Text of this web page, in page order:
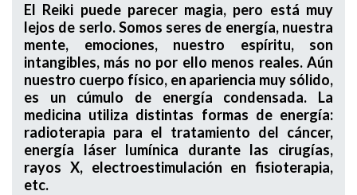
El Reiki puede parecer magia, pero está muy
lejos de serlo. Somos seres de energía, nuestra
mente, emociones, nuestro espíritu, son
intangibles, más no por ello menos reales. Aún
nuestro cuerpo físico, en apariencia muy sólido,
es un cúmulo de energía condensada. La
medicina utiliza distintas formas de energía:
radioterapia para el tratamiento del cáncer,
energía láser lumínica durante las cirugías,
rayos X, electroestimulación en fisioterapia,
etc.